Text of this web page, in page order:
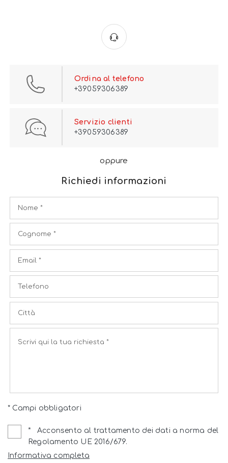
Ordina al telefono
+39059306389
Servizio clienti
+39059306389
oppure
Richiedi informazioni
* Campi obbligatori
*
Acconsento al trattamento dei dati a norma del
Regolamento UE 2016/679.
Informativa completa